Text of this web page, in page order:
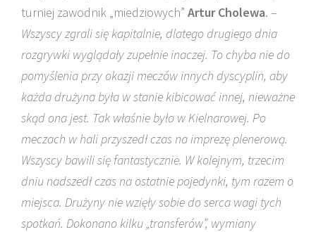
turniej zawodnik „miedziowych” Artur Cholewa. –
Wszyscy zgrali się kapitalnie, dlatego drugiego dnia
rozgrywki wyglądały zupełnie inaczej. To chyba nie do
pomyślenia przy okazji meczów innych dyscyplin, aby
każda drużyna była w stanie kibicować innej, nieważne
skąd ona jest. Tak właśnie było w Kielnarowej. Po
meczach w hali przyszedł czas na imprezę plenerową.
Wszyscy bawili się fantastycznie. W kolejnym, trzecim
dniu nadszedł czas na ostatnie pojedynki, tym razem o
miejsca. Drużyny nie wzięły sobie do serca wagi tych
spotkań. Dokonano kilku „transferów”, wymiany